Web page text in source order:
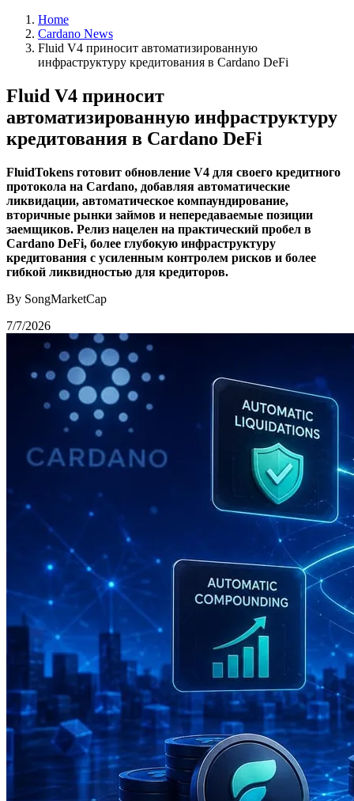
Home
Cardano News
Fluid V4 приносит автоматизированную
инфраструктуру кредитования в Cardano DeFi
Fluid V4 приносит
автоматизированную инфраструктуру
кредитования в Cardano DeFi
FluidTokens готовит обновление V4 для своего кредитного
протокола на Cardano, добавляя автоматические
ликвидации, автоматическое компаундирование,
вторичные рынки займов и непередаваемые позиции
заемщиков. Релиз нацелен на практический пробел в
Cardano DeFi, более глубокую инфраструктуру
кредитования с усиленным контролем рисков и более
гибкой ликвидностью для кредиторов.
By SongMarketCap
7/7/2026